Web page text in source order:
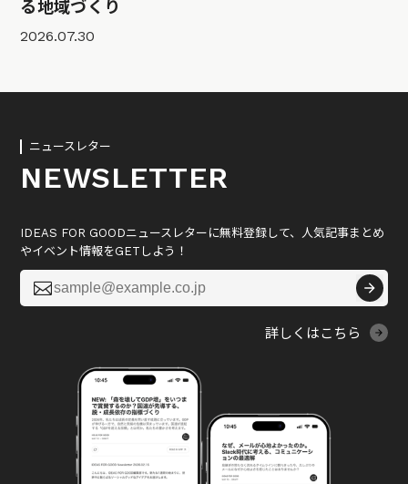
る地域づくり
2026.07.30
ニュースレター
NEWSLETTER
IDEAS FOR GOODニュースレターに無料登録して、人気記事まとめ
やイベント情報をGETしよう！

詳しくはこちら